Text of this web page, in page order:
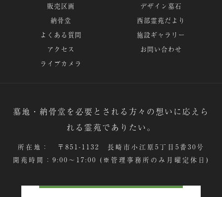
販売区画
デザイン墓石
納骨堂
西部霊苑だより
よくある質問
施設ギャラリー
アクセス
お問い合わせ
ライブカメラ
墓地・納骨堂を必要とされる方々の想いに応えら
れる霊苑でありたい。
所在地： 〒851-1132 長崎市小江原5丁目5番30号
開苑時間：9:00～17:00 (※管理事務所のみ月曜定休日)